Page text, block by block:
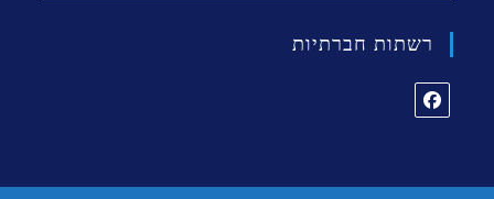
רשתות חברתיות